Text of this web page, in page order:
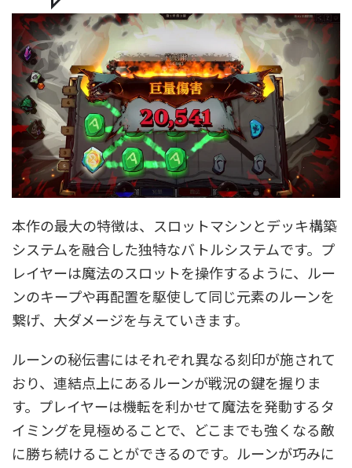
本作の最大の特徴は、スロットマシンとデッキ構築
システムを融合した独特なバトルシステムです。プ
レイヤーは魔法のスロットを操作するように、ルー
ンのキープや再配置を駆使して同じ元素のルーンを
繋げ、大ダメージを与えていきます。
ルーンの秘伝書にはそれぞれ異なる刻印が施されて
おり、連結点上にあるルーンが戦況の鍵を握りま
す。プレイヤーは機転を利かせて魔法を発動するタ
イミングを見極めることで、どこまでも強くなる敵
に勝ち続けることができるのです。ルーンが巧みに